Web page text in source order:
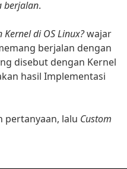
berjalan.
di OS Linux?wajar
berjalan dengan
disebut dengan Kernel
hasil Implementasi
pertanyaan, lalu Custom